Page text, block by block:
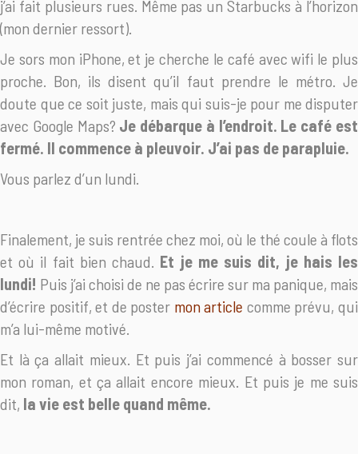
j’ai fait plusieurs rues. Même pas un Starbucks à l’horizon
(mon dernier ressort).
Je sors mon iPhone, et je cherche le café avec wifi le plus
proche. Bon, ils disent qu’il faut prendre le métro. Je
doute que ce soit juste, mais qui suis-je pour me disputer
avec Google Maps? Je débarque à l’endroit. Le café est
fermé. Il commence à pleuvoir. J’ai pas de parapluie.
Vous parlez d’un lundi.
Finalement, je suis rentrée chez moi, où le thé coule à flots
et où il fait bien chaud. Et je me suis dit, je hais les
lundi! Puis j’ai choisi de ne pas écrire sur ma panique, mais
d’écrire positif, et de poster mon article comme prévu, qui
m’a lui-même motivé.
Et là ça allait mieux. Et puis j’ai commencé à bosser sur
mon roman, et ça allait encore mieux. Et puis je me suis
dit, la vie est belle quand même.